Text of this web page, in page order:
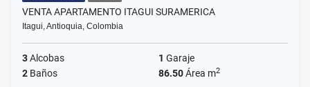
VENTA APARTAMENTO ITAGUI SURAMERICA
Itagui, Antioquia, Colombia
3Alcobas 1 Garaje
2 Baños 86.50Área m2